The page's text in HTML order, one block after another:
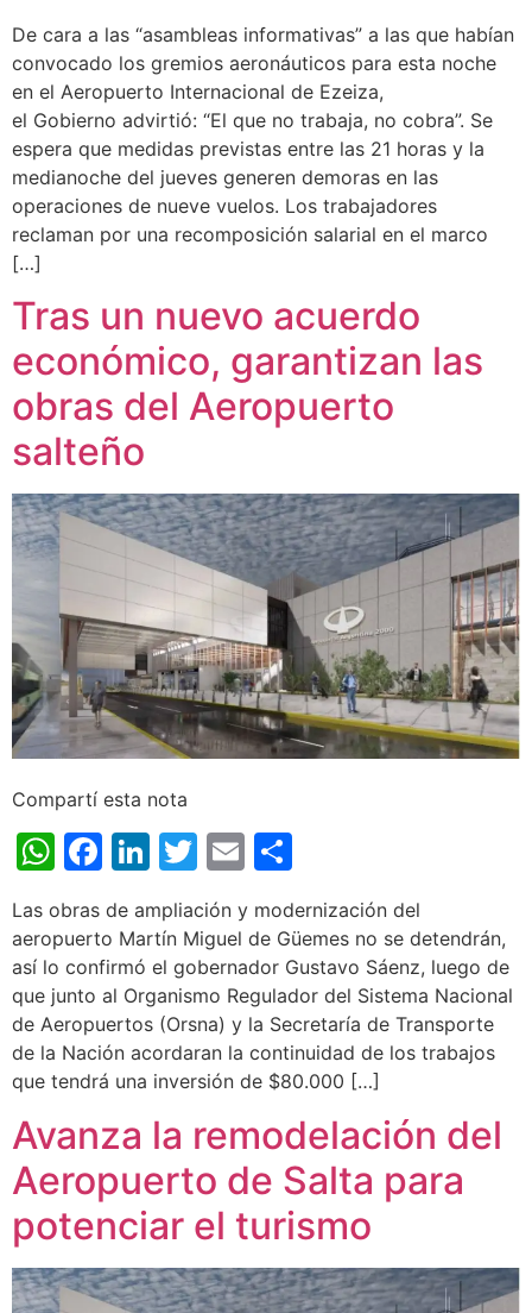
De cara a las “asambleas informativas” a las que habían
convocado los gremios aeronáuticos para esta noche
en el Aeropuerto Internacional de Ezeiza,
el Gobierno advirtió: “El que no trabaja, no cobra”. Se
espera que medidas previstas entre las 21 horas y la
medianoche del jueves generen demoras en las
operaciones de nueve vuelos. Los trabajadores
reclaman por una recomposición salarial en el marco
[…]
Tras un nuevo acuerdo
económico, garantizan las
obras del Aeropuerto
salteño
Compartí esta nota
WhatsApp
Facebook
LinkedIn
Twitter
Email
Las obras de ampliación y modernización del
aeropuerto Martín Miguel de Güemes no se detendrán,
así lo confirmó el gobernador Gustavo Sáenz, luego de
que junto al Organismo Regulador del Sistema Nacional
de Aeropuertos (Orsna) y la Secretaría de Transporte
de la Nación acordaran la continuidad de los trabajos
que tendrá una inversión de $80.000 […]
Avanza la remodelación del
Aeropuerto de Salta para
potenciar el turismo